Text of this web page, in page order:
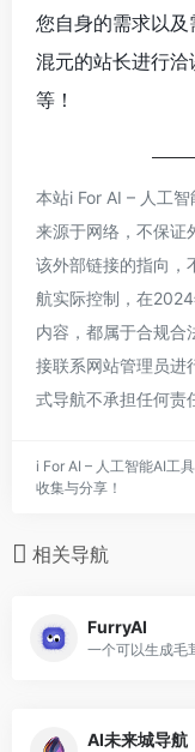
您自身的需求以
混元的站长进行
等！
本站i For AI – 人工
来源于网络，不保证
该外部链接的指向，
航实际控制，在
内容，都属于合规合
接联系网站管理员进
式导航不承担任何责
i For AI – 人工智能AI工
收集与分享！
相关导航
FurryAI
一个可以生成毛
AI未来城导航